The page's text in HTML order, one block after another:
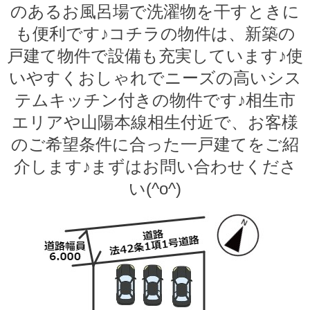
のあるお風呂場で洗濯物を干すときに
も便利です♪コチラの物件は、新築の
戸建て物件で設備も充実しています♪使
いやすくおしゃれでニーズの高いシス
テムキッチン付きの物件です♪相生市
エリアや山陽本線相生付近で、お客様
のご希望条件に合った一戸建てをご紹
介します♪まずはお問い合わせくださ
い(^o^)